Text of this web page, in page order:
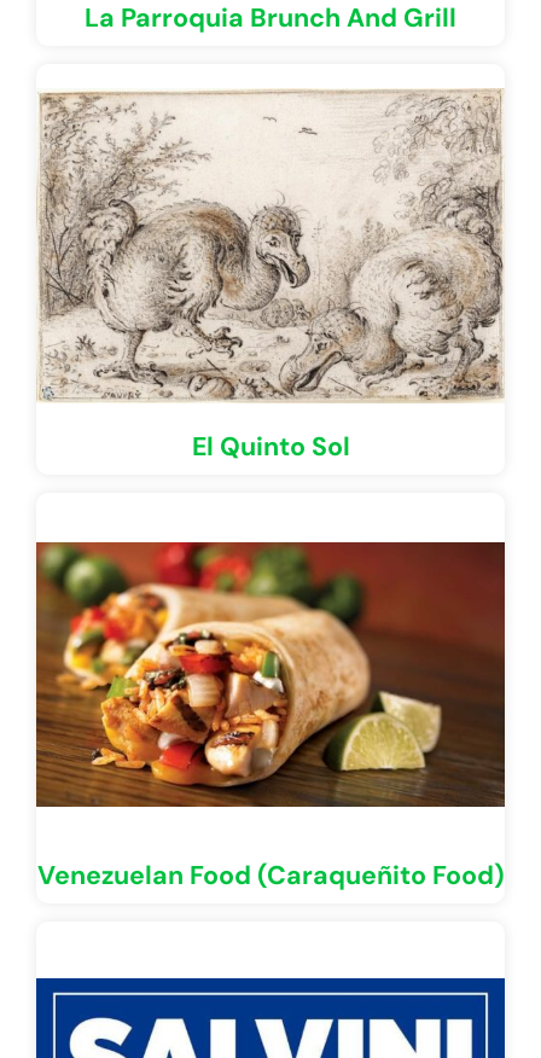
La Parroquia Brunch And Grill
El Quinto Sol
Venezuelan Food (Caraqueñito Food)